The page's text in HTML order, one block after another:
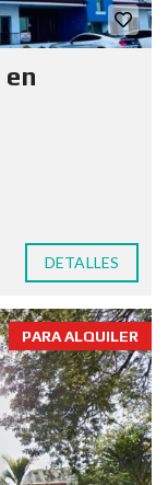
DETALLES
PARA ALQUILER